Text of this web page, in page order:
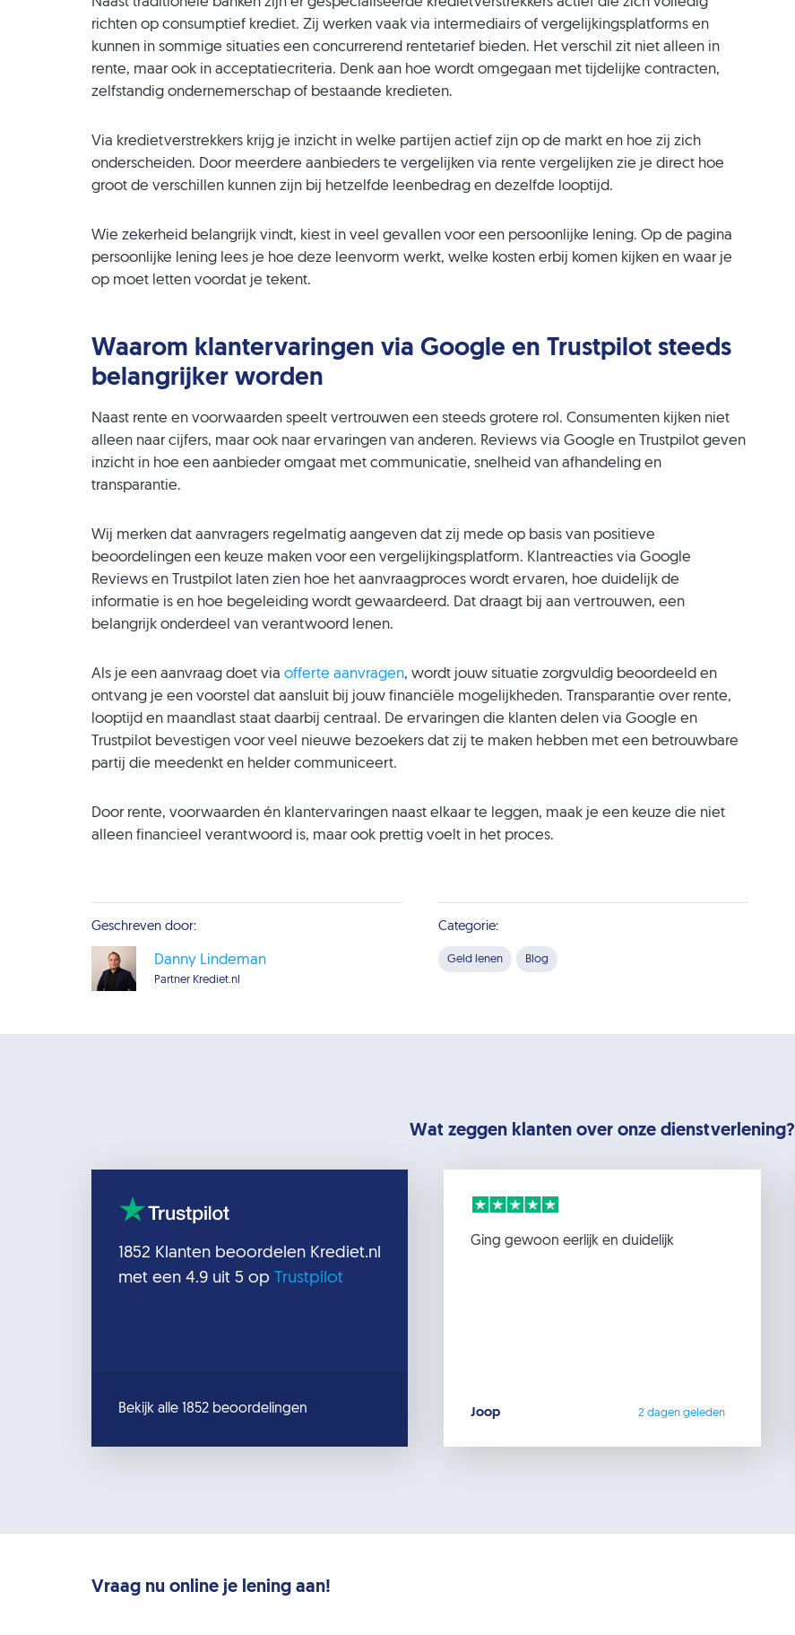
richten op consumptief krediet. Zij werken vaak via intermediairs of vergelijkingsplatforms en
kunnen in sommige situaties een concurrerend rentetarief bieden. Het verschil zit niet alleen in
rente, maar ook in acceptatiecriteria. Denk aan hoe wordt omgegaan met tijdelijke contracten,
zelfstandig ondernemerschap of bestaande kredieten.
Via kredietverstrekkers krijg je inzicht in welke partijen actief zijn op de markt en hoe zij zich
onderscheiden. Door meerdere aanbieders te vergelijken via rente vergelijken zie je direct hoe
groot de verschillen kunnen zijn bij hetzelfde leenbedrag en dezelfde looptijd.
Wie zekerheid belangrijk vindt, kiest in veel gevallen voor een persoonlijke lening. Op de pagina
persoonlijke lening lees je hoe deze leenvorm werkt, welke kosten erbij komen kijken en waar je
op moet letten voordat je tekent.
Waarom klantervaringen via Google en Trustpilot steeds
belangrijker worden
Naast rente en voorwaarden speelt vertrouwen een steeds grotere rol. Consumenten kijken niet
alleen naar cijfers, maar ook naar ervaringen van anderen. Reviews via Google en Trustpilot geven
inzicht in hoe een aanbieder omgaat met communicatie, snelheid van afhandeling en
transparantie.
Wij merken dat aanvragers regelmatig aangeven dat zij mede op basis van positieve
beoordelingen een keuze maken voor een vergelijkingsplatform. Klantreacties via Google
Reviews en Trustpilot laten zien hoe het aanvraagproces wordt ervaren, hoe duidelijk de
informatie is en hoe begeleiding wordt gewaardeerd. Dat draagt bij aan vertrouwen, een
belangrijk onderdeel van verantwoord lenen.
Als je een aanvraag doet via offerte aanvragen, wordt jouw situatie zorgvuldig beoordeeld en
ontvang je een voorstel dat aansluit bij jouw financiële mogelijkheden. Transparantie over rente,
looptijd en maandlast staat daarbij centraal. De ervaringen die klanten delen via Google en
Trustpilot bevestigen voor veel nieuwe bezoekers dat zij te maken hebben met een betrouwbare
partij die meedenkt en helder communiceert.
Door rente, voorwaarden én klantervaringen naast elkaar te leggen, maak je een keuze die niet
alleen financieel verantwoord is, maar ook prettig voelt in het proces.
Geschreven door:
Danny Lindeman
Partner Krediet.nl
Categorie:
Geld lenen Blog
Wat zeggen klanten over onze dienstverlening?
1852 Klanten beoordelen Krediet.nl
met een 4.9 uit 5 op Trustpilot
Bekijk alle 1852 beoordelingen
Ging gewoon eerlijk en duidelijk
Joop 2 dagen geleden
Vraag nu online je lening aan!